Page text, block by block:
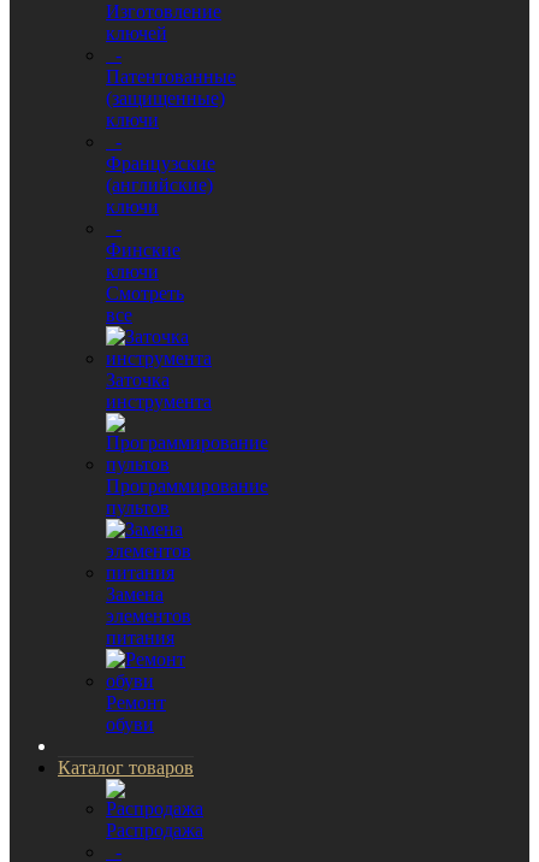
Изготовление
ключей
-
Патентованные
(защищенные)
ключи
-
Французские
(английские)
ключи
-
Финские
ключи
Смотреть
все
Заточка
инструмента
Программирование
пультов
Замена
элементов
питания
Ремонт
обуви
Каталог товаров
Распродажа
-